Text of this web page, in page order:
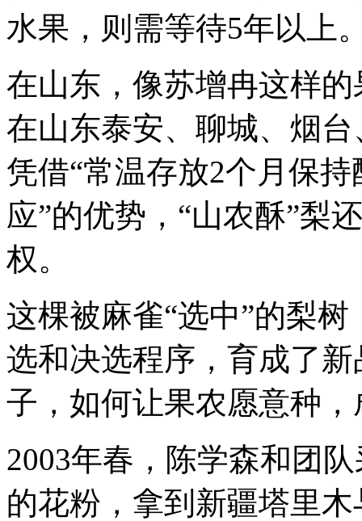
水果，则需等待5年以上
在山东，像苏增冉这样
在山东泰安、聊城、烟
凭借“常温存放2个月保
应”的优势，“山农酥”梨
权。
这棵被麻雀“选中”的梨
选和决选程序，育成了
子，如何让果农愿意种
2003年春，陈学森和团
的花粉，拿到新疆塔里